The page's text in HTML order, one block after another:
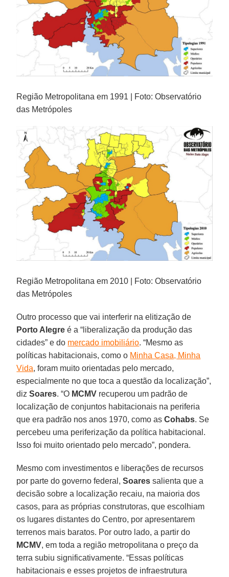
Região Metropolitana em 1991 | Foto: Observatório
das Metrópoles
Região Metropolitana em 2010 | Foto: Observatório
das Metrópoles
Outro processo que vai interferir na elitização de
Porto Alegre é a “liberalização da produção das
cidades” e do mercado imobiliário. “Mesmo as
políticas habitacionais, como o Minha Casa, Minha
Vida, foram muito orientadas pelo mercado,
especialmente no que toca a questão da localização”,
dizSoares. “O MCMV recuperou um padrão de
localização de conjuntos habitacionais na periferia
que era padrão nos anos 1970, como asCohabs. Se
percebeu uma periferização da política habitacional.
Isso foi muito orientado pelo mercado”, pondera.
Mesmo com investimentos e liberações de recursos
por parte do governo federal,Soares salienta que a
decisão sobre a localização recaiu, na maioria dos
casos, para as próprias construtoras, que escolhiam
os lugares distantes do Centro, por apresentarem
terrenos mais baratos. Por outro lado, a partir do
MCMV, em toda a região metropolitana o preço da
terra subiu significativamente. “Essas políticas
habitacionais e esses projetos de infraestrutura